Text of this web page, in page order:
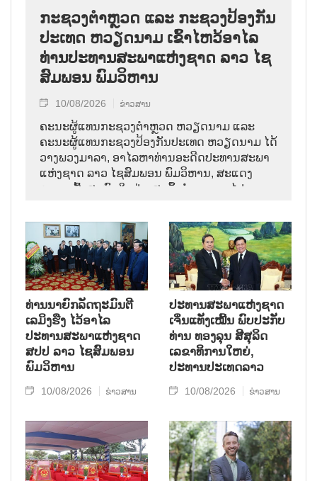
ກະຊວງຕຳຫຼວດ ແລະ ກະຊວງປ້ອງກັນ
ປະເທດ ຫວຽດນາມ ເຂົ້າໄຫວ້ອາໄລ
ທ່ານປະທານສະພາແຫ່ງຊາດ ລາວ ໄຊ
ສົມພອນ ພົມວິຫານ
10/08/2026 ຂ່າວສານ
ຄະນະຜູ້ແທນກະຊວງຕຳຫຼວດ ຫວຽດນາມ ແລະ
ຄະນະຜູ້ແທນກະຊວງປ້ອງກັນປະເທດ ຫວຽດນາມ ໄດ້
ວາງພວງມາລາ, ອາໄລຫາທ່ານອະດີດປະທານສະພາ
ແຫ່ງຊາດ ລາວ ໄຊສົມພອນ ພົມວິຫານ, ສະແດງ
ຄວາມເສົ້າສະຫຼົດໃຈຢ່າງສຸດຊຶ້ງຕໍ່ການຈາກໄປຂອງ
ສະພາແຫ່ງຊາດ ແລະ ປະຊາຊົນ ລາວ ບັນດາເຜົ່າ.
ທ່ານນາຍົກລັດຖະມົນຕີ
ເລມິງຮືງ ໄວ້ອາໄລ
ປະທານສະພາແຫ່ງຊາດ
ສປປ ລາວ ໄຊສົມພອນ
ພົມວິຫານ
10/08/2026 ຂ່າວສານ
ປະທານສະພາແຫ່ງຊາດ
ເຈິ່ນແທັງເໝີ້ນ ພົບປະກັບ
ທ່ານ ທອງລຸນ ສີສຸລິດ
ເລຂາທິການໃຫຍ່,
ປະທານປະເທດລາວ
10/08/2026 ຂ່າວສານ